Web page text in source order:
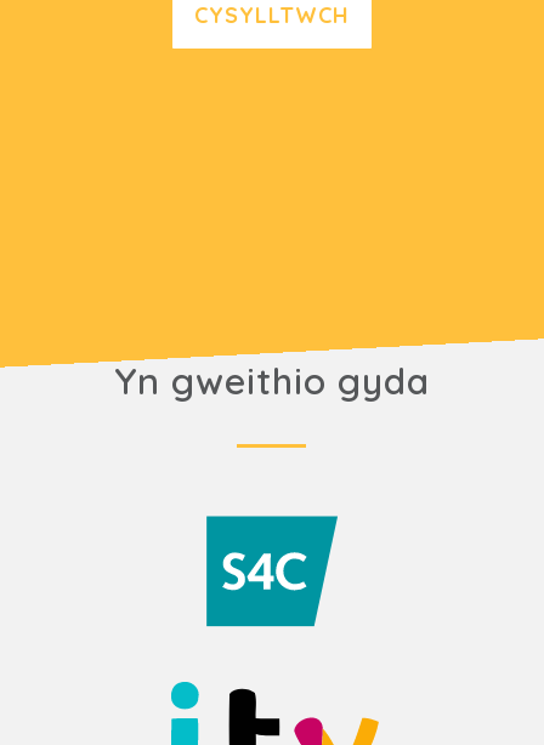
CYSYLLTWCH
Yn gweithio gyda